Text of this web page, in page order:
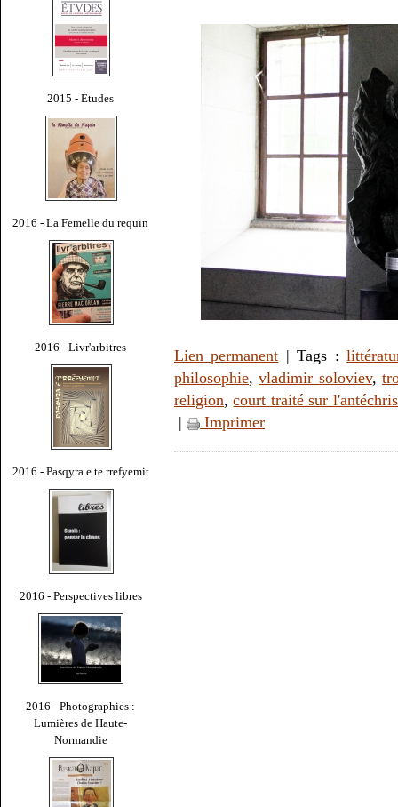
2015 - Études
2016 - La Femelle du requin
2016 - Livr'arbitres
2016 - Pasqyra e te rrefyemit
2016 - Perspectives libres
2016 - Photographies :
Lumières de Haute-
Normandie
Lien permanent | Tags :
philosophie,vladimir soloviev,
religion,court traité sur
|
Imprimer